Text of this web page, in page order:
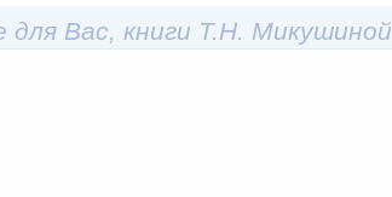
для Вас, книги Т.Н. Микушиной